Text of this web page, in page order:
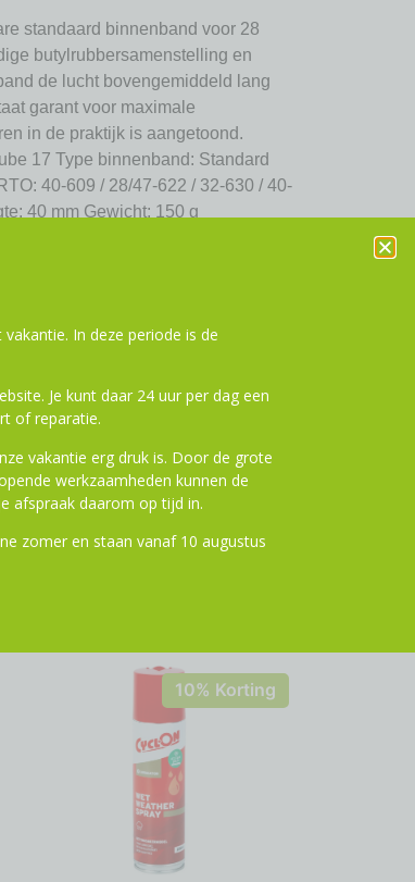
standaard binnenband voor 28
butylrubbersamenstelling en
de lucht bovengemiddeld lang
garant voor maximale
in de praktijk is aangetoond.
17 Type binnenband: Standard
40-609 / 28/47-622 / 32-630 / 40-
40 mm Gewicht: 150 g
winkelwagen
10% Korting
In deze periode is de
Je kunt daar 24 uur per dag een
of reparatie.
vakantie erg druk is. Door de grote
werkzaamheden kunnen de
afspraak daarom op tijd in.
zomer en staan vanaf 10 augustus